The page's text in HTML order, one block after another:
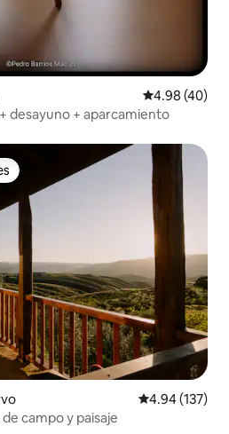
Calificación
4.98 (40)
desayuno + aparcamiento
Calificación
4.94 (137)
campo y paisaje